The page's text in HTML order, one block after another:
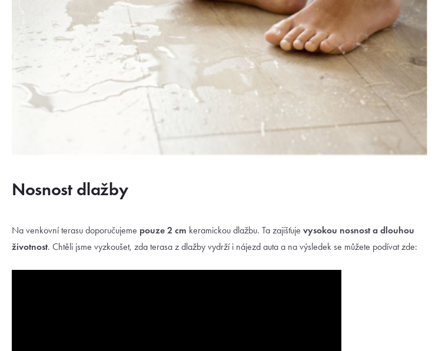
Nosnost dlažby
Na venkovní terasu doporučujeme pouze 2 cm keramickou dlažbu. Ta zajišťuje vysokou nosnost a dlouhou
životnost. Chtěli jsme vyzkoušet, zda terasa z dlažby vydrží i nájezd auta a na výsledek se můžete podívat zde: